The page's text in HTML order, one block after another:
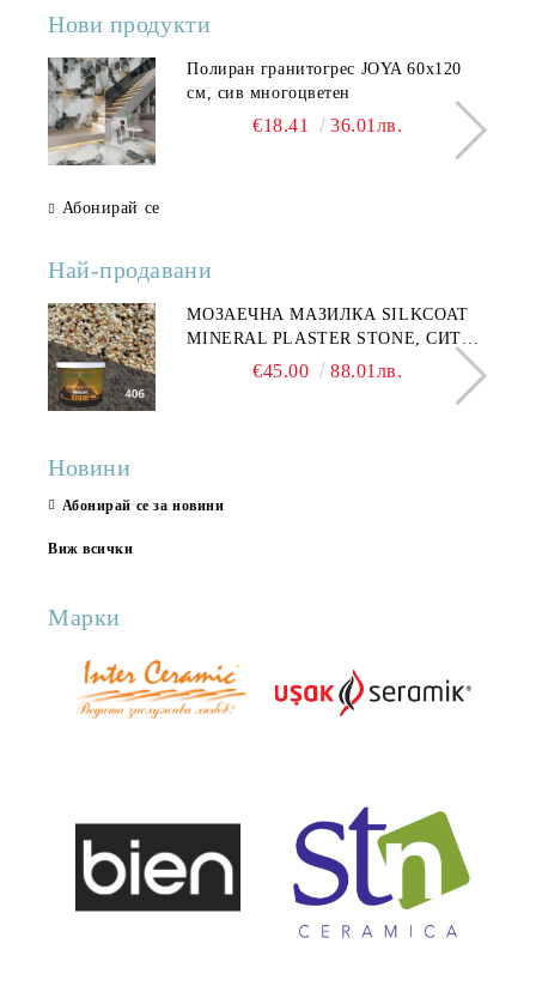
Нови продукти
Полиран гранитогрес JOYA 60x120
см, сив многоцветен
€18.41 36.01лв.
Абонирай се
Най-продавани
МОЗАЕЧНА МАЗИЛКА SILKCOAT
MINERAL PLASTER STONE, СИТЕН
КАМЪК 406 25КГ
€45.00 88.01лв.
Новини
Абонирай се за новини
Виж всички
Марки